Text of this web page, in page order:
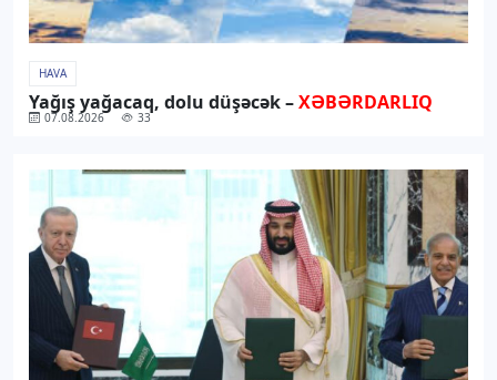
HAVA
Yağış yağacaq, dolu düşəcək –XƏBƏRDARLIQ
07.08.2026 33